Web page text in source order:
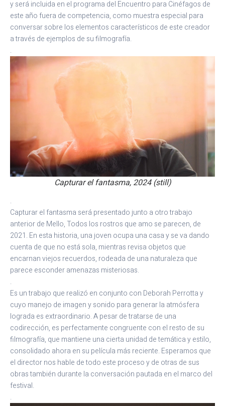
y será incluida en el programa del Encuentro para Cinéfagos de
este año fuera de competencia, como muestra especial para
conversar sobre los elementos característicos de este creador
a través de ejemplos de su filmografía.
.
Capturar el fantasma, 2024 (still)
.
Capturar el fantasma será presentado junto a otro trabajo
anterior de Mello, Todos los rostros que amo se parecen, de
2021. En esta historia, una joven ocupa una casa y se va dando
cuenta de que no está sola, mientras revisa objetos que
encarnan viejos recuerdos, rodeada de una naturaleza que
parece esconder amenazas misteriosas.
.
Es un trabajo que realizó en conjunto con Deborah Perrotta y
cuyo manejo de imagen y sonido para generar la atmósfera
lograda es extraordinario. A pesar de tratarse de una
codirección, es perfectamente congruente con el resto de su
filmografía, que mantiene una cierta unidad de temática y estilo,
consolidado ahora en su película más reciente. Esperamos que
el director nos hable de todo este proceso y de otras de sus
obras también durante la conversación pautada en el marco del
festival.
.